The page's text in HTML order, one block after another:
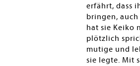
erfährt, dass
bringen,
hat sie Keiko
plötzlich
mutige und
sie legte. Mit